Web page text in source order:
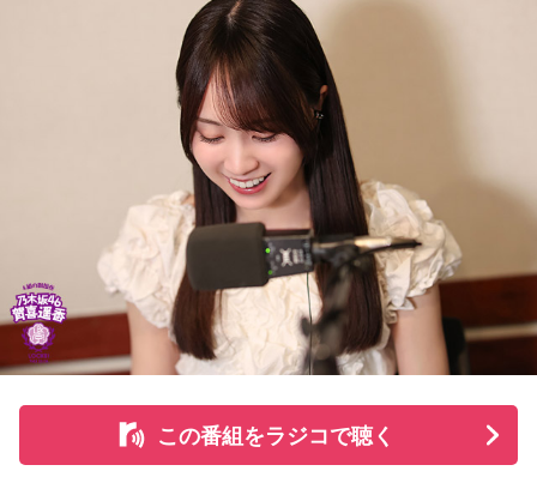
施設で話を聞いた菅井は、「そういう場所があってよかった
な、素晴らしい素敵な取り組みだなと実際に行かせていただ
いて思いました」と感想を述べ、競走生活を終えた馬たちが
新たな役割を得られる環境の大切さを実感したという。
また、菅井は競馬の仕事をきっかけにTCCの活動を知ったそ
うで、東京都内にある「BafunYasai TCC CAFE」にも訪れた
ことがあるという。そこで新鮮な野菜を味わったり馬関連グ
ッズを購入した経験を紹介し、店舗での利用が馬たちの支援
につながることから、興味を持った人へ足を運ぶことを呼び
かけた。
さらに、ホースセラピーについても自身の経験を交えて語っ
た。大学時代に所属していた馬術部では、地域の子どもたち
を招いた体験会が行われており、馬に乗ることで身体を自然
この番組をラジコで聴く